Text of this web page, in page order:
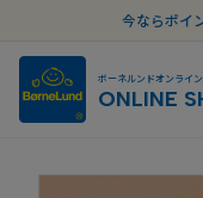
今ならポイ
ボーネルンドオンライ
ONLINE